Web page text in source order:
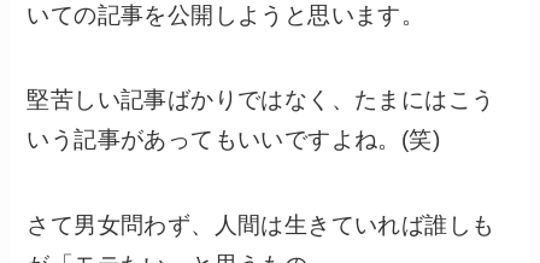
いての記事を公開しようと思います。
堅苦しい記事ばかりではなく、たまにはこう
いう記事があってもいいですよね。(笑)
さて男女問わず、人間は生きていれば誰しも